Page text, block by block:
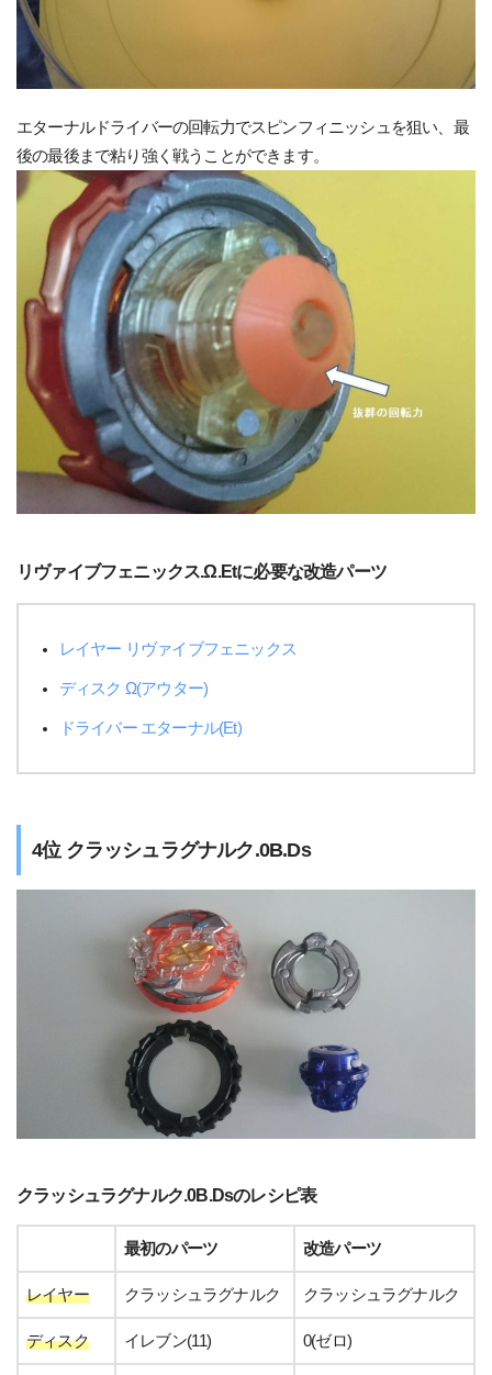
エターナルドライバーの回転力でスピンフィニッシュを狙い、最
後の最後まで粘り強く戦うことができます。
リヴァイブフェニックス.Ω.Etに必要な改造パーツ
レイヤー リヴァイブフェニックス
ディスク Ω(アウター)
ドライバー エターナル(Et)
4位 クラッシュラグナルク.0B.Ds
クラッシュラグナルク.0B.Dsのレシピ表
最初のパーツ 改造パーツ
レイヤー クラッシュラグナルク クラッシュラグナルク
ディスク イレブン(11) 0(ゼロ)